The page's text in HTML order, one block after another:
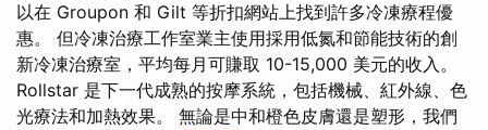
以在 Groupon 和 Gilt 等折扣網站上找到許多冷凍療程優
惠。 但冷凍治療工作室業主使用採用低氮和節能技術的創
新冷凍治療室，平均每月可賺取 10-15,000 美元的收入。
Rollstar 是下一代成熟的按摩系統，包括機械、紅外線、色
光療法和加熱效果。 無論是中和橙色皮膚還是塑形，我們